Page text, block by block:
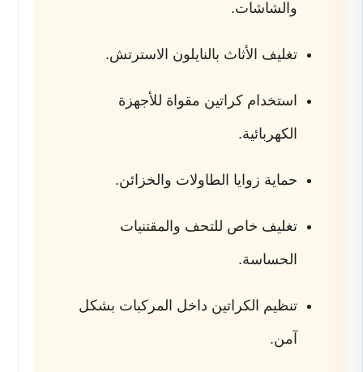
والشاشات.
تغليف الأثاث بالنايلون الاسترتش.
استخدام كراتين مقواة للأجهزة
الكهربائية.
حماية زوايا الطاولات والخزائن.
تغليف خاص للتحف والمقتنيات
الحساسة.
تنظيم الكراتين داخل المركبات بشكل
آمن.